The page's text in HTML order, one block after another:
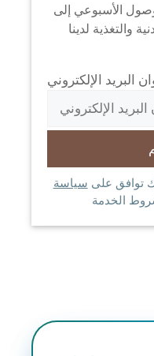
الأسبوعي إلى
البريد الإلكتروني
توافق على سياسة